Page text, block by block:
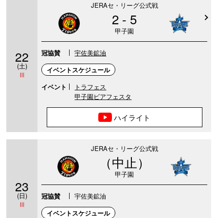
22
(土)
Ⅲ
JERAセ・リーグ公式戦
2 - 5
甲子園
冠協賛
宇佐美鉱油
イベントスケジュール
イベント
トラフェス
甲子園ビアフェスタ
ハイライト
23
(日)
Ⅲ
JERAセ・リーグ公式戦
（中止）
甲子園
冠協賛
宇佐美鉱油
イベントスケジュール